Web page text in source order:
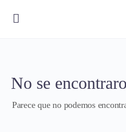
No se
Parece que no podemos